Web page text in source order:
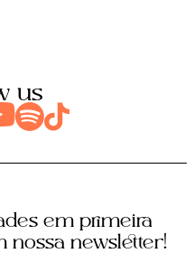
us
em primeira
nossa newsletter!